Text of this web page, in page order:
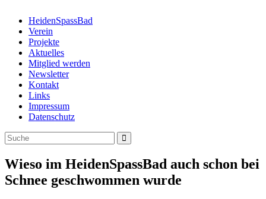
HeidenSpassBad
Verein
Projekte
Aktuelles
Mitglied werden
Newsletter
Kontakt
Links
Impressum
Datenschutz
Wieso im HeidenSpassBad auch schon bei
Schnee geschwommen wurde